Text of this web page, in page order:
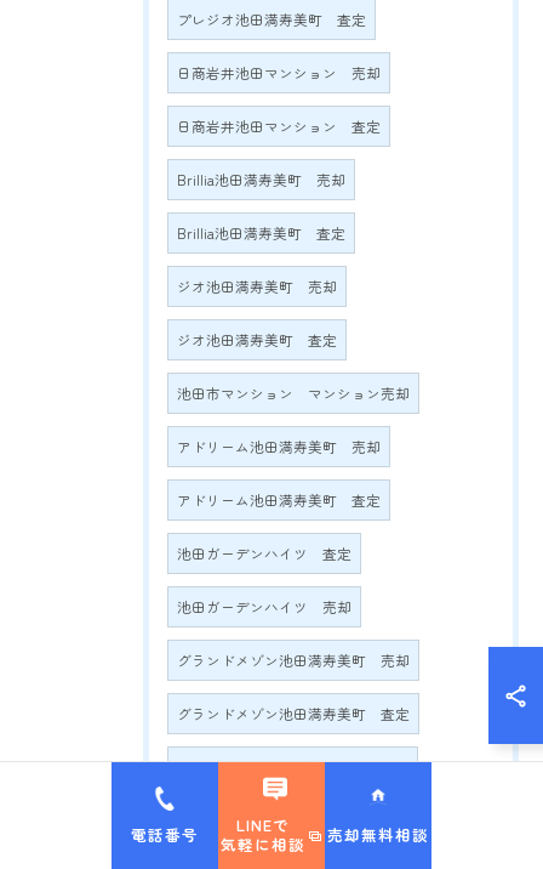
プレジオ池田満寿美町 査定
日商岩井池田マンション 売却
日商岩井池田マンション 査定
Brillia池田満寿美町 売却
Brillia池田満寿美町 査定
ジオ池田満寿美町 売却
ジオ池田満寿美町 査定
池田市マンション マンション売却
アドリーム池田満寿美町 売却
アドリーム池田満寿美町 査定
池田ガーデンハイツ 査定
池田ガーデンハイツ 売却
グランドメゾン池田満寿美町 売却
グランドメゾン池田満寿美町 査定
グランドメゾン満寿美町2016 売却
グランドメゾン満寿美町2016 査定
電話番号
LINEで
気軽に相談
売却無料相談